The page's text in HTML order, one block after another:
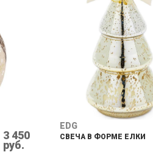
3 450
руб.
EDG
СВЕЧА В ФОРМЕ ЕЛКИ